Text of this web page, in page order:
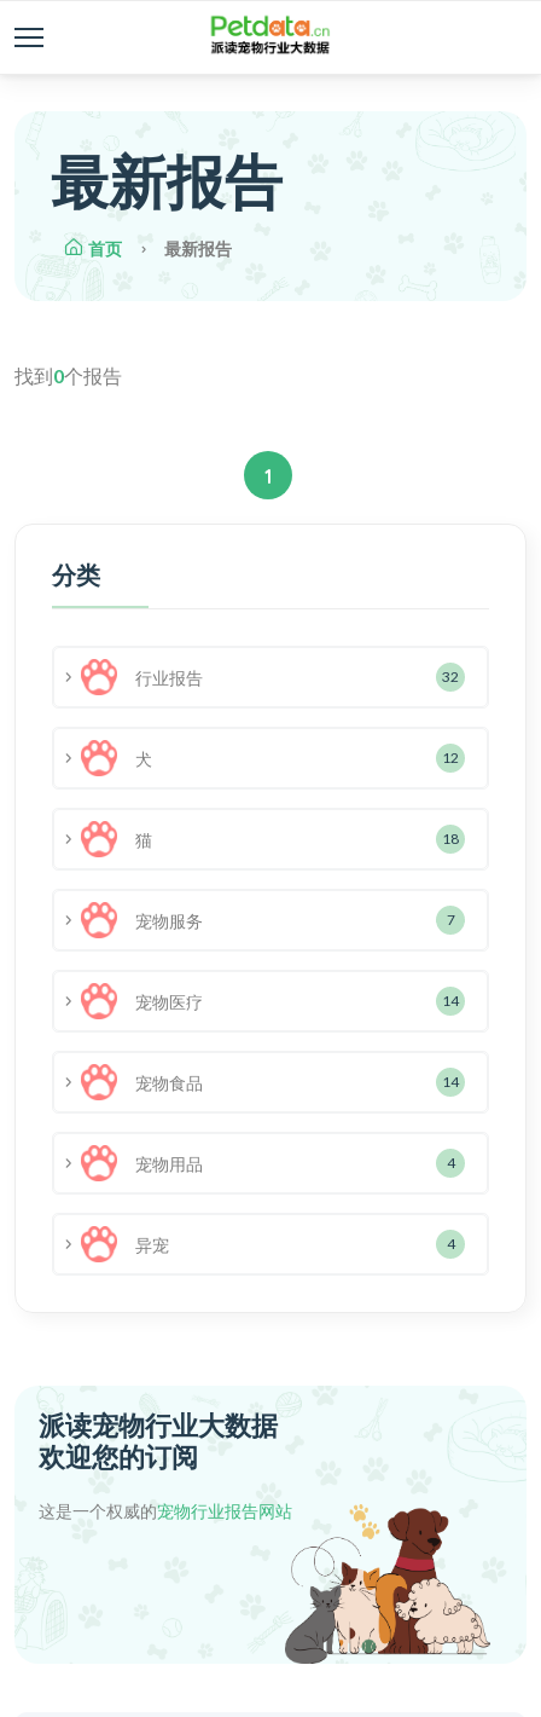
最新报告
首页 最新报告
找到0个报告
1
分类
行业报告 32
犬 12
猫 18
宠物服务 7
宠物医疗 14
宠物食品 14
宠物用品 4
异宠 4
派读宠物行业大数据
欢迎您的订阅
这是一个权威的宠物行业报告网站